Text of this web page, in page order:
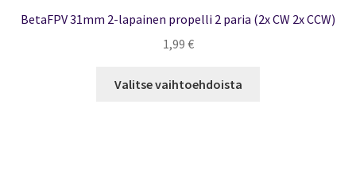
BetaFPV 31mm 2-lapainen propelli 2 paria (2x CW 2x CCW)
1,99 €
Valitse vaihtoehdoista